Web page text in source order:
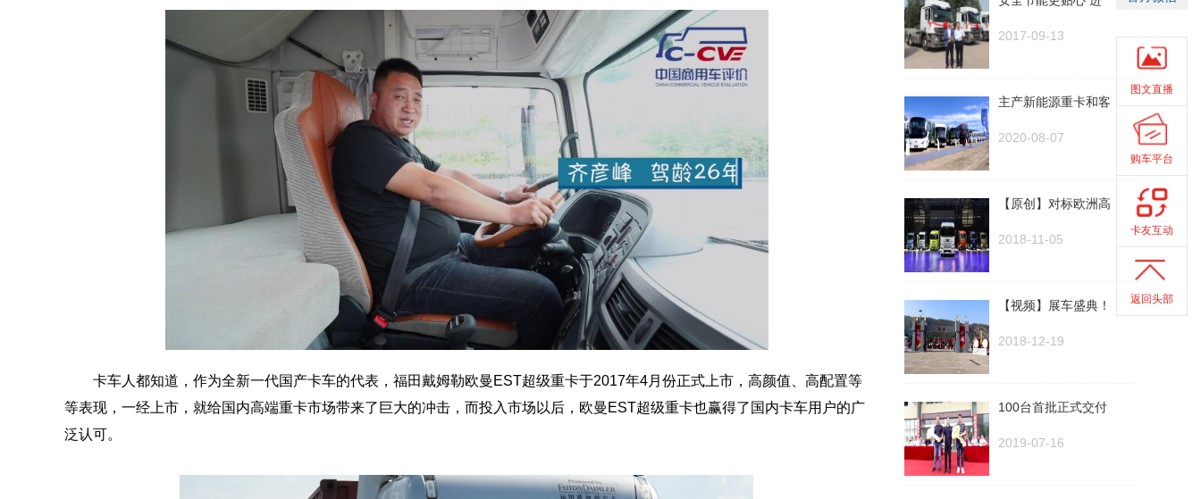
卡车人都知道，作为全新一代国产卡车的代表，福田戴姆勒欧曼EST超级重卡于2017年4月份正式上市，高颜值、高配置等
等表现，一经上市，就给国内高端重卡市场带来了巨大的冲击，而投入市场以后，欧曼EST超级重卡也赢得了国内卡车用户的广
泛认可。
2017-09-13
主产新能源重卡和客
2020-08-07
【原创】对标欧洲高
2018-11-05
【视频】展车盛典！
2018-12-19
100台首批正式交付
2019-07-16
图文直播
购车平台
卡友互动
返回头部